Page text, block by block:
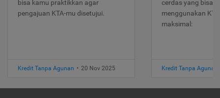
bisa kamu praktikkan agar
pengajuan KTA-mu disetujui.
Kredit Tanpa Agunan • 20 Nov 2025
cerdas yang bisa
menggunakan
maksimal:
Kredit Tanpa Agunan